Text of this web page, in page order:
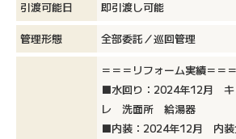
引渡可能日 即引渡し可能
管理形態 全部委託／巡回管理
＝＝＝リフォーム実績＝＝＝
■水回り：2024年12月
レ 洗面所 給湯器
■内装：2024年12月 内装